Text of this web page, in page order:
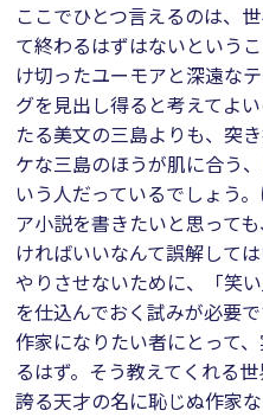
ここでひとつ言えるのは、
て終わるはずはないという
け切ったユーモアと深遠な
グを見出し得ると考えてよ
たる美文の三島よりも、突
ケな三島のほうが肌に合う、
いう人だっているでしょう
ア小説を書きたいと思って
ければいいなんて誤解して
やりさせないために、「笑
を仕込んでおく試みが必要
作家になりたい者にとって
るはず。そう教えてくれる
誇る天才の名に恥じぬ作家な